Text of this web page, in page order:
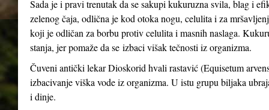
Sada je i pravi trenutak da se sakupi kukuruzna svila, blag i
zelenog čaja, odlična je kod otoka nogu, celulita i za
koji je odličan za borbu protiv celulita i masnih naslaga.
stanja, jer pomaže da se izbaci višak tečnosti iz organizma.
Čuveni antički lekar Dioskorid hvali rastavić (Equisetum
izbacivanje viška vode iz organizma. U istu grupu biljaka
i dinje.